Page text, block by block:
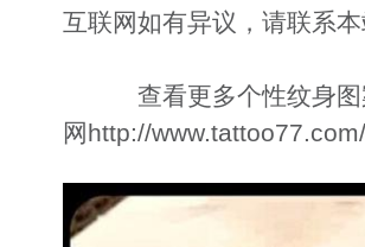
互联网如有异议，请联系
查看更多个性纹身图案
网http://www.tattoo77.com/